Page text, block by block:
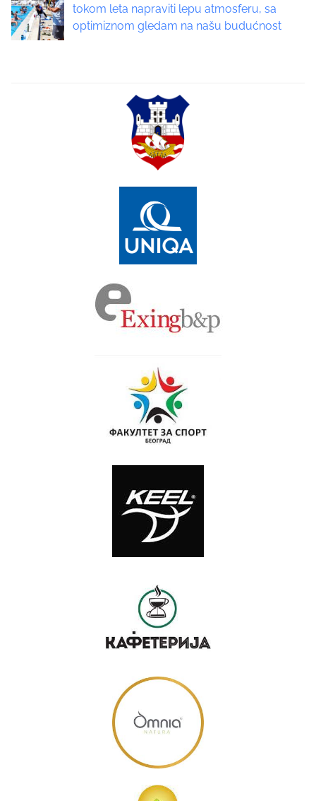
a
t
tokom leta napraviti lepu atmosferu, sa
optimiznom gledam na našu budućnost